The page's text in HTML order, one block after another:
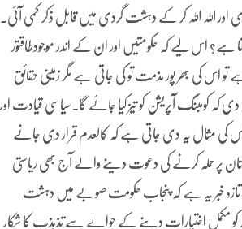
اللہ کر کے دہشت گردی میں قابل ذکر کمی آئی۔
ہے؟ اس لیے کہ حکومتیں اور ان کے اندر موجودطاقتور
تو اس کی بھر پور مذمت تو کی جاتی ہے مگر زمینی حقائق
کہ کومبنگ آپریشن کو تیز کیا جائے گا۔سیاسی قیادت اور
کی مثال یہ دی جاتی ہے کہ کالعدم قرار دی جانے
پر حملہ کرنے کی دعوت دینے والے آج بھی ریاستی
خبر یہ ہے کہ پنجاب حکومت صوبے میں دہشت
کو مکمل اختیارات دینے کے حوالے سے تذبذب کا شکار